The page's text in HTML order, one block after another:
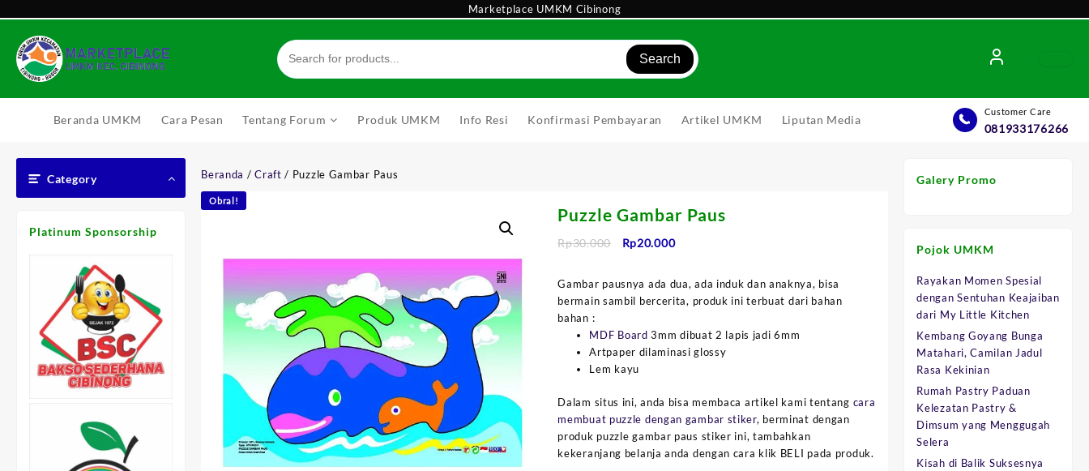
content
Marketplace UMKM Cibinong
Search
Beranda UMKM Cara Pesan Tentang Forum Produk UMKM Info Resi Konfirmasi Pembayaran Artikel UMKM Liputan Media
Customer Care
081933176266
Category
Platinum Sponsorship
Beranda /Craft / Puzzle Gambar Paus
Obral!
Puzzle Gambar Paus
Rp30.000
Harga
adalah:
Rp30.000.
Rp20.000Harga
ini
adalah:
Rp20.000.
Gambar pausnya ada dua, ada induk dan anaknya, bisa
bermain sambil bercerita, produk ini terbuat dari bahan
bahan :
MDF Board 3mm dibuat 2 lapis jadi 6mm
Artpaper dilaminasi glossy
Lem kayu
Dalam situs ini, anda bisa membaca artikel kami tentang cara
membuat puzzle dengan gambar stiker, berminat dengan
produk puzzle gambar paus stiker ini, tambahkan
kekeranjang belanja anda dengan cara klik BELI pada produk.
Galery Promo
Pojok UMKM
Rayakan Momen Spesial
dengan Sentuhan Keajaiban
dari My Little Kitchen
Kembang Goyang Bunga
Matahari, Camilan Jadul
Rasa Kekinian
Rumah Pastry Paduan
Kelezatan Pastry &
Dimsum yang Menggugah
Selera
Kisah di Balik Suksesnya